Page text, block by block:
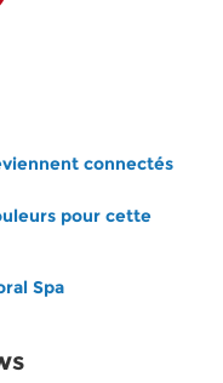
connectés
pour cette
Spa